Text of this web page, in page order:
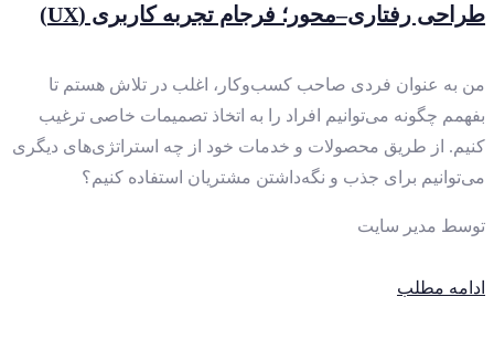
طراحی رفتاری–محور؛ فرجام تجربه کاربری (UX)
من به عنوان فردی صاحب کسب‌وکار، اغلب در تلاش هستم تا
بفهمم چگونه می‌توانیم افراد را به اتخاذ تصمیمات خاصی ترغیب
کنیم. از طریق محصولات و خدمات خود از چه استراتژی‌های دیگری
می‌توانیم برای جذب و نگه‌داشتن مشتریان استفاده کنیم؟
توسط مدیر سایت
ادامه مطلب